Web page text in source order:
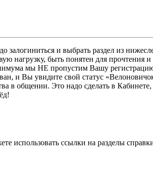
залогиниться и выбрать раздел из
нагрузку, быть понятен для
мы НЕ пропустим Вашу
и Вы увидите свой статус
в общении. Это надо сделать в
использовать ссылки на разделы